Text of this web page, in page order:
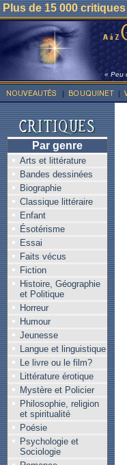
Plus de 15 000
« Peu
Par genre
Arts et littérature
Bandes dessinées
Biographie
Classique littéraire
Enfant
Ésotérisme
Essai
Faits vécus
Fiction
Histoire, Géographie
et Politique
Horreur
Humour
Jeunesse
Langue et linguistique
Le livre ou le film?
Littérature érotique
Mystère et Policier
Philosophie, religion
et spiritualité
Poésie
Psychologie et
Sociologie